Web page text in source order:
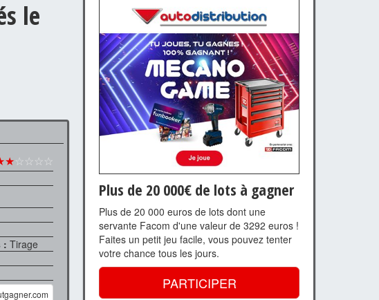
Plus de 20 000€ de lots à gagner
Plus de 20 000 euros de lots dont une
servante Facom d'une valeur de 3292 euros !
Faites un petit jeu facile, vous pouvez tenter
votre chance tous les jours.
PARTICIPER
le
☆☆☆☆
:Tirage